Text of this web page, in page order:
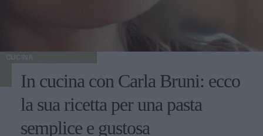
CUCINA
In cucina con Carla Bruni: ecco
la sua ricetta per una pasta
semplice e gustosa